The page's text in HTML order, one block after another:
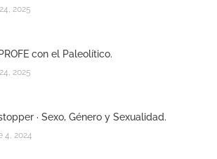
2025
con el Paleolítico.
2025
· Sexo, Género y Sexualidad.
4, 2024